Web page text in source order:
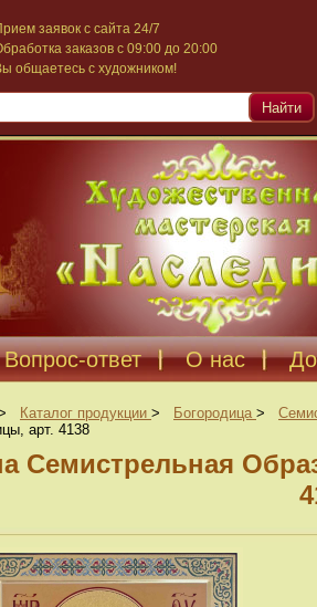
заявок с сайта 24/7
заказов с 09:00 до 20:00
общаетесь с художником!
Найти
Вопрос-ответ О нас
Каталог продукции > Богородица >
арт. 4138
Семистрельная